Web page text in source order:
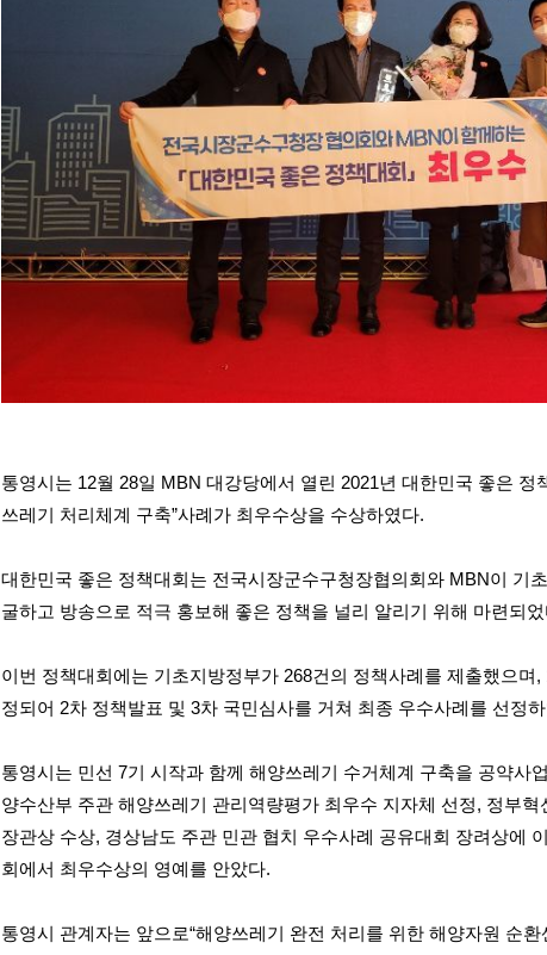
통영시는 12월 28일 MBN 대강당에서 열린 2021년 대한민국 좋은 정
쓰레기 처리체계 구축”사례가 최우수상을 수상하였다.
대한민국 좋은 정책대회는 전국시장군수구청장협의회와 MBN이 기
굴하고 방송으로 적극 홍보해 좋은 정책을 널리 알리기 위해 마련되
이번 정책대회에는 기초지방정부가 268건의 정책사례를 제출했으며 ,
정되어 2차 정책발표 및 3차 국민심사를 거쳐 최종 우수사례를 선정
통영시는 민선 7기 시작과 함께 해양쓰레기 수거체계 구축을 공약사
양수산부 주관 해양쓰레기 관리역량평가 최우수 지자체 선정, 정부혁
장관상 수상, 경상남도 주관 민관 협치 우수사례 공유대회 장려상에
회에서 최우수상의 영예를 안았다.
통영시 관계자는 앞으로“해양쓰레기 완전 처리를 위한 해양자원 순